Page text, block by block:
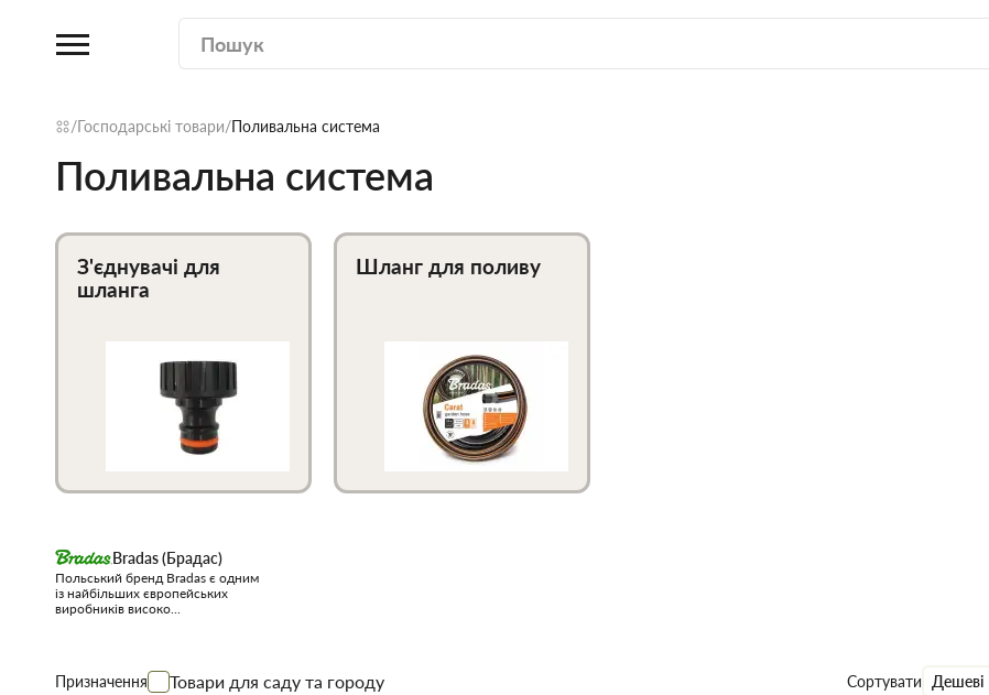
Господарські товари Поливальна система
Поливальна система
З'єднувачі для
шланга
Шланг для поливу
Bradas (Брадас)
Польський бренд Bradas є одним
із найбільших європейських
виробників високо...
Призначення Товари для саду та городу Сортувати Дешеві